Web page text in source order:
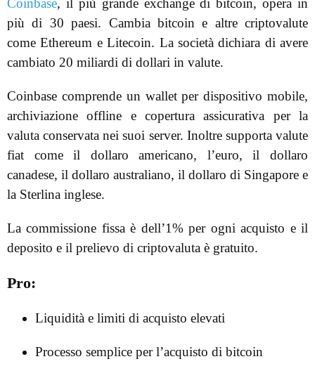
Coinbase, il più grande exchange di bitcoin, opera in
più di 30 paesi. Cambia bitcoin e altre criptovalute
come Ethereum e Litecoin. La società dichiara di avere
cambiato 20 miliardi di dollari in valute.
Coinbase comprende un wallet per dispositivo mobile,
archiviazione offline e copertura assicurativa per la
valuta conservata nei suoi server. Inoltre supporta valute
fiat come il dollaro americano, l’euro, il dollaro
canadese, il dollaro australiano, il dollaro di Singapore e
la Sterlina inglese.
La commissione fissa è dell’1% per ogni acquisto e il
deposito e il prelievo di criptovaluta è gratuito.
Pro:
Liquidità e limiti di acquisto elevati
Processo semplice per l’acquisto di bitcoin